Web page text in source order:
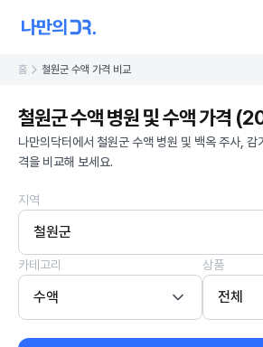
홈 철원군 수액 가격 비교
철원군 수액 병원 및 수액 가격
나만의닥터에서 철원군 수액 병원 및 백옥 주사, 감
격을 비교해 보세요.
지역
철원군
카테고리
수액
상품
전체